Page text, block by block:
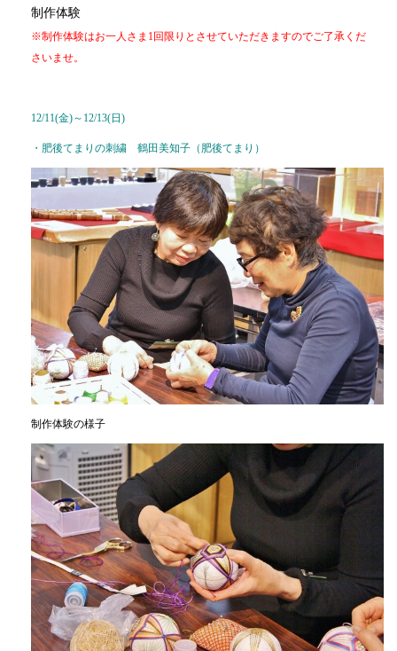
制作体験
※制作体験はお一人さま1回限りとさせていただきますのでご了承くだ
さいませ。
12/11(金)～12/13(日)
・肥後てまりの刺繍 鶴田美知子（肥後てまり）
制作体験の様子